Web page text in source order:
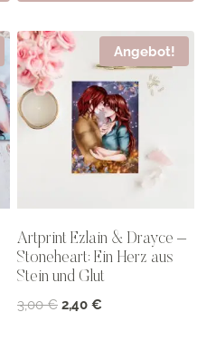
Angebot!
Artprint Ezlain & Drayce –
Stoneheart: Ein Herz aus
Stein und Glut
3,00€ Ursprünglicher
2,40 €